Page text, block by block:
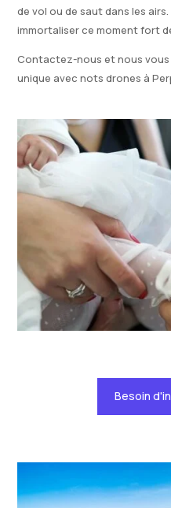
de vol ou de saut dans les
immortaliser ce moment fort
Contactez-nous et nous
unique avec nots drones à
Besoin